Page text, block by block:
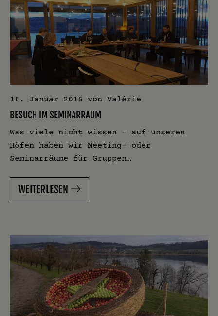
18. Januar 2016 von Valérie
BESUCH IM SEMINARRAUM
Was viele nicht wissen – auf unseren
Höfen haben wir Meeting- oder
Seminarräume für Gruppen…
WEITERLESEN